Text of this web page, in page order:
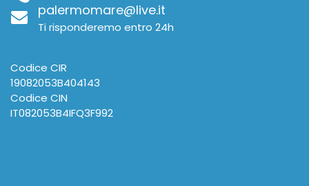
palermomare@live.it
Ti risponderemo entro 24h
Codice CIR
19082053B404143
Codice CIN
IT082053B4IFQ3F992